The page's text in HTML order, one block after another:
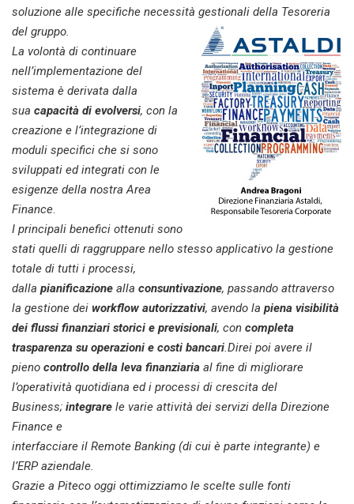
soluzione alle specifiche necessità gestionali della Tesoreria
del gruppo.
La volontà di continuare
nell’implementazione del
sistema è derivata dalla
sua capacità di evolversi, con la
creazione e l’integrazione di
moduli specifici che si sono
sviluppati ed integrati con le
esigenze della nostra Area
Finance
I principali benefici ottenuti sono
stati quelli di raggruppare nello stesso applicativo la gestione
totale di tutti i processi,
dalla pianificazione alla consuntivazione, passando attraverso
la gestione dei workflow autorizzativi, avendo la piena visibilità
dei flussi finanziari storici e previsionali, con completa
trasparenza su operazioni e costi bancari .Direi poi avere il
pieno controllo della leva finanziaria al fine di migliorare
l’operatività quotidiana ed i processi di crescita del
Business; integrare le varie attività dei servizi della Direzione
Finance e
interfacciare il Remote Banking (di cui è parte integrante) e
l’ERP aziendale.
Grazie a Piteco oggi ottimizziamo le scelte sulle fonti